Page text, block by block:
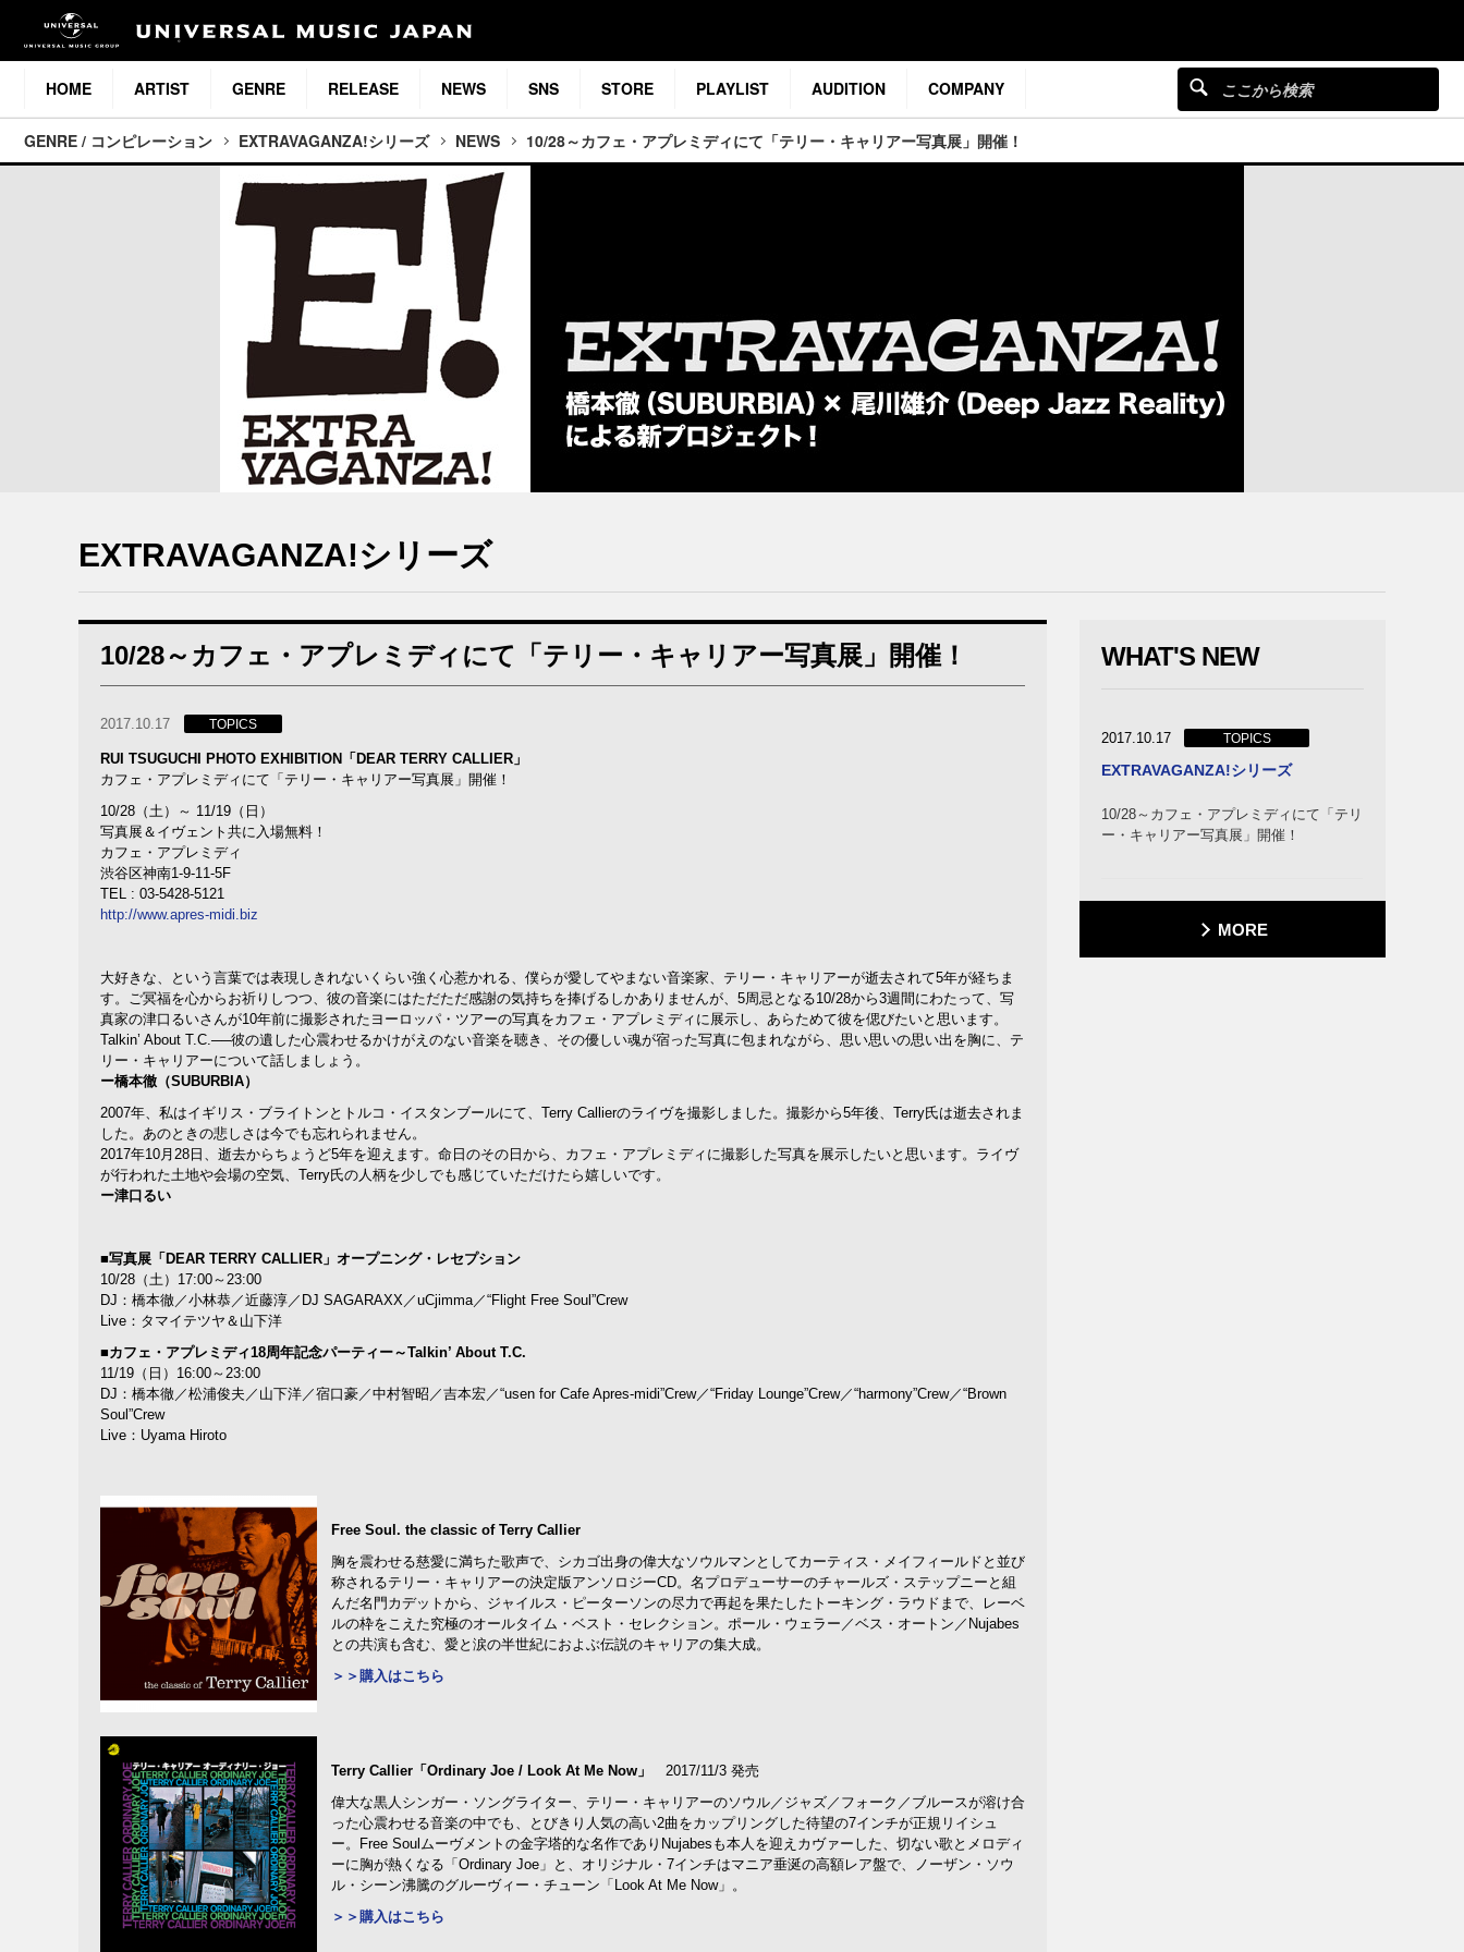
HOME ARTIST GENRE RELEASE NEWS SNS STORE PLAYLIST AUDITION COMPANY
GENRE / コンピレーション EXTRAVAGANZA!シリーズ NEWS 10/28～カフェ・アプレミディにて「テリー・キャリアー写真展」開催！
EXTRAVAGANZA!シリーズ
10/28～カフェ・アプレミディにて「テリー・キャリアー写真展」開催！
2017.10.17 TOPICS
RUI TSUGUCHI PHOTO EXHIBITION「DEAR TERRY CALLIER」
カフェ・アプレミディにて「テリー・キャリアー写真展」開催！
10/28（土）～ 11/19（日）
写真展＆イヴェント共に入場無料！
カフェ・アプレミディ
渋谷区神南1-9-11-5F
TEL : 03-5428-5121
http://www.apres-midi.biz
大好きな、という言葉では表現しきれないくらい強く心惹かれる、僕らが愛してやまない音楽家、テリー・キャリアーが逝去されて5年が経ちま
す。ご冥福を心からお祈りしつつ、彼の音楽にはただただ感謝の気持ちを捧げるしかありませんが、5周忌となる10/28から3週間にわたって、写
真家の津口るいさんが10年前に撮影されたヨーロッパ・ツアーの写真をカフェ・アプレミディに展示し、あらためて彼を偲びたいと思います。
Talkin’ About T.C.──彼の遺した心震わせるかけがえのない音楽を聴き、その優しい魂が宿った写真に包まれながら、思い思いの思い出を胸に、テ
リー・キャリアーについて話しましょう。
ー橋本徹（SUBURBIA）
2007年、私はイギリス・ブライトンとトルコ・イスタンブールにて、Terry Callierのライヴを撮影しました。撮影から5年後、Terry氏は逝去されま
した。あのときの悲しさは今でも忘れられません。
2017年10月28日、逝去からちょうど5年を迎えます。命日のその日から、カフェ・アプレミディに撮影した写真を展示したいと思います。ライヴ
が行われた土地や会場の空気、Terry氏の人柄を少しでも感じていただけたら嬉しいです。
ー津口るい
■写真展「DEAR TERRY CALLIER」オープニング・レセプション
10/28（土）17:00～23:00
DJ：橋本徹／小林恭／近藤淳／DJ SAGARAXX／uCjimma／“Flight Free Soul”Crew
Live：タマイテツヤ＆山下洋
■カフェ・アプレミディ18周年記念パーティー～Talkin’ About T.C.
11/19（日）16:00～23:00
DJ：橋本徹／松浦俊夫／山下洋／宿口豪／中村智昭／吉本宏／“usen for Cafe Apres-midi”Crew／“Friday Lounge”Crew／“harmony”Crew／“Brown
Soul”Crew
Live：Uyama Hiroto
Free Soul. the classic of Terry Callier
胸を震わせる慈愛に満ちた歌声で、シカゴ出身の偉大なソウルマンとしてカーティス・メイフィールドと並び
称されるテリー・キャリアーの決定版アンソロジーCD。名プロデューサーのチャールズ・ステップニーと組
んだ名門カデットから、ジャイルス・ピーターソンの尽力で再起を果たしたトーキング・ラウドまで、レーベ
ルの枠をこえた究極のオールタイム・ベスト・セレクション。ポール・ウェラー／ベス・オートン／Nujabes
との共演も含む、愛と涙の半世紀におよぶ伝説のキャリアの集大成。
＞＞購入はこちら
Terry Callier「Ordinary Joe / Look At Me Now」 2017/11/3 発売
偉大な黒人シンガー・ソングライター、テリー・キャリアーのソウル／ジャズ／フォーク／ブルースが溶け合
った心震わせる音楽の中でも、とびきり人気の高い2曲をカップリングした待望の7インチが正規リイシュ
ー。Free Soulムーヴメントの金字塔的な名作でありNujabesも本人を迎えカヴァーした、切ない歌とメロディ
ーに胸が熱くなる「Ordinary Joe」と、オリジナル・7インチはマニア垂涎の高額レア盤で、ノーザン・ソウ
ル・シーン沸騰のグルーヴィー・チューン「Look At Me Now」。
＞＞購入はこちら
WHAT'S NEW
2017.10.17 TOPICS
EXTRAVAGANZA!シリーズ
10/28～カフェ・アプレミディにて「テリ
ー・キャリアー写真展」開催！
MORE